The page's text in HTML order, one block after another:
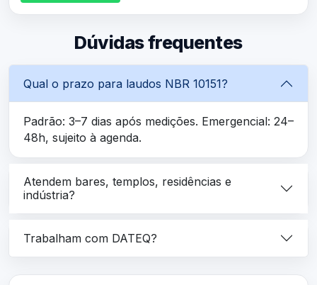
Dúvidas frequentes
Qual o prazo para laudos NBR 10151?
Padrão: 3–7 dias após medições. Emergencial: 24–
48h, sujeito à agenda.
Atendem bares, templos, residências e
indústria?
Trabalham com DATEQ?